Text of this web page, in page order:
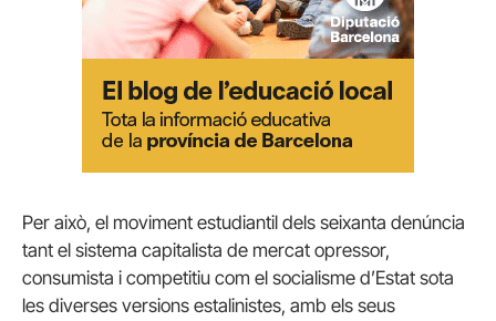
Per això, el moviment estudiantil dels seixanta denúncia
tant el sistema capitalista de mercat opressor,
consumista i competitiu com el socialisme d’Estat sota
les diverses versions estalinistes, amb els seus